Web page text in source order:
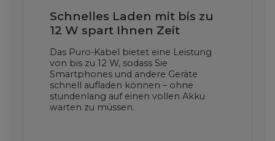
Schnelles Laden mit bis zu
12 W spart Ihnen Zeit
Das Puro-Kabel bietet eine Leistung
von bis zu 12 W, sodass Sie
Smartphones und andere Geräte
schnell aufladen können – ohne
stundenlang auf einen vollen Akku
warten zu müssen.